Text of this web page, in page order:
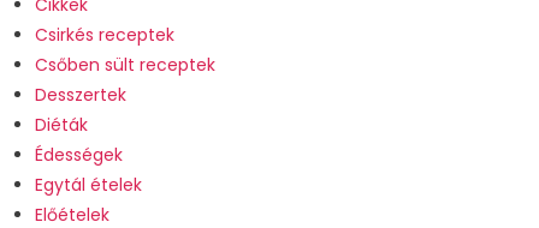
Csirkés receptek
Csőben sült receptek
Desszertek
Diéták
Édességek
Egytál ételek
Előételek